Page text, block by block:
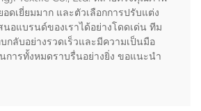
ดเยี่ยมมาก และตัวเลือกการปรับแต่ง
นอแบรนด์ของเราได้อย่างโดดเด่น ทีม
กลับอย่างรวดเร็วและมีความเป็นมือ
การทั้งหมดราบรื่นอย่างยิ่ง ขอแนะนำ